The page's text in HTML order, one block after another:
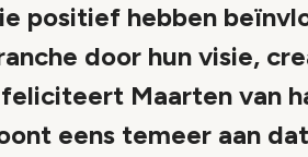
positief hebben
door hun visie,
Maarten van
eens temeer aan